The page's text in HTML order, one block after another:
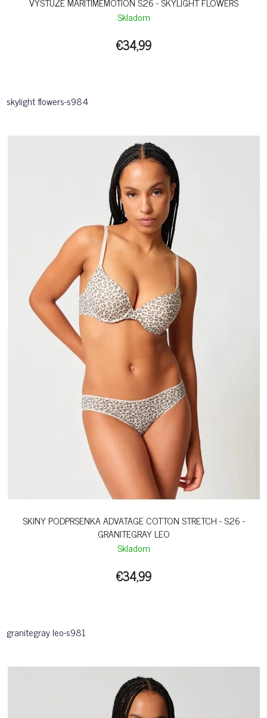
Skladom
€34,99
skylight flowers-s984
SKINY PODPRSENKA ADVATAGE COTTON STRETCH - S26 -
GRANITEGRAY LEO
Skladom
€34,99
granitegray leo-s981